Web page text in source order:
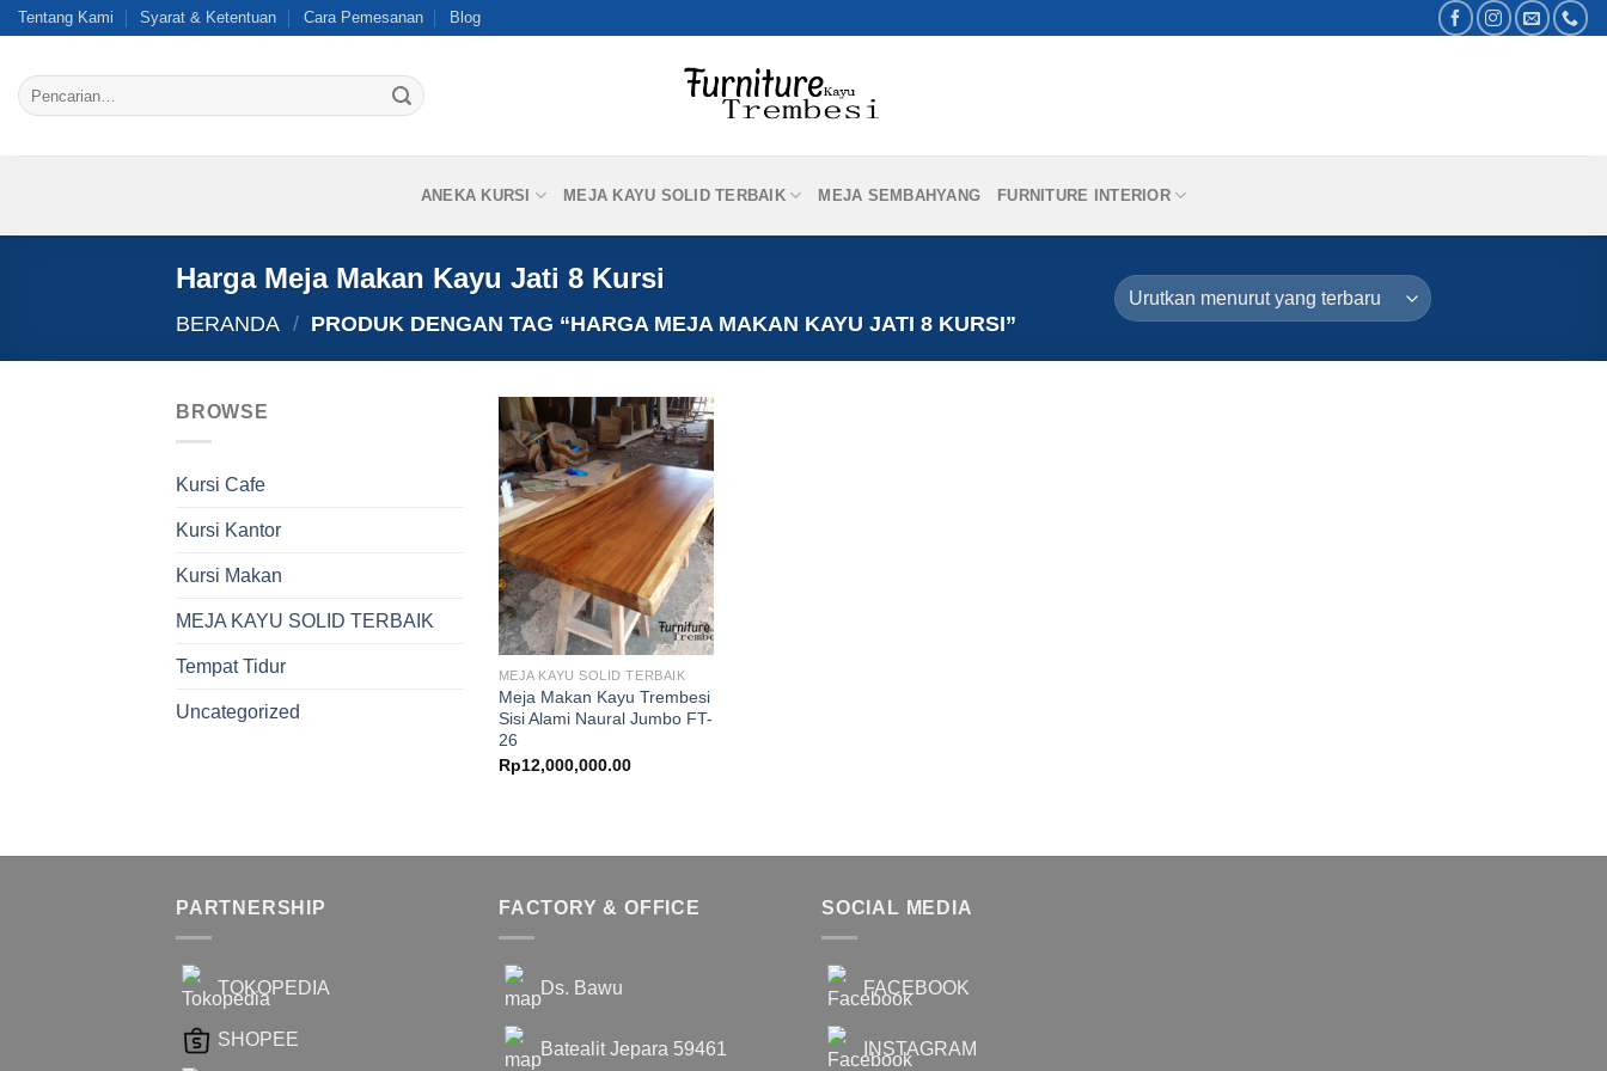
Skip
content
Tentang Kami Syarat & Ketentuan Cara Pemesanan Blog
Pencarian
untuk:
ANEKA KURSI MEJA KAYU SOLID TERBAIK MEJA SEMBAHYANG FURNITURE INTERIOR
Harga Meja Makan Kayu Jati 8 Kursi
BERANDA / PRODUK DENGAN TAG “HARGA MEJA MAKAN KAYU JATI 8 KURSI”
BROWSE
Kursi Cafe
Kursi Kantor
Kursi Makan
MEJA KAYU SOLID TERBAIK
Tempat Tidur
Uncategorized
MEJA KAYU SOLID TERBAIK
Meja Makan Kayu Trembesi
Sisi Alami Naural Jumbo FT-
26
Rp12,000,000.00
PARTNERSHIP
TOKOPEDIA
SHOPEE
FACTORY & OFFICE
Ds. Bawu
Batealit Jepara 59461
SOCIAL MEDIA
FACEBOOK
INSTAGRAM